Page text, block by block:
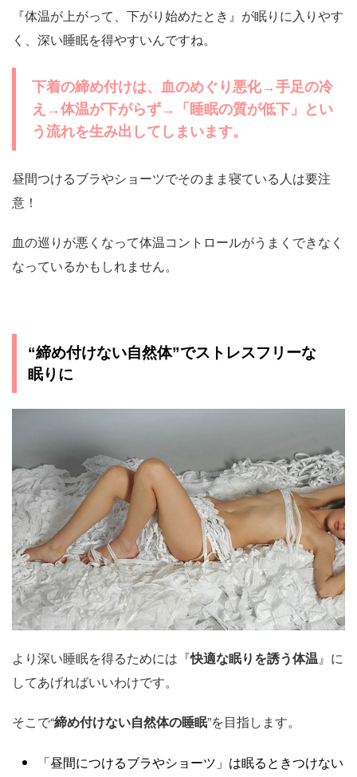
『体温が上がって、下がり始めたとき』が眠りに入りやす
く、深い睡眠を得やすいんですね。
下着の締め付けは、血のめぐり悪化→手足の冷
え→体温が下がらず→「睡眠の質が低下」とい
う流れを生み出してしまいます。
昼間つけるブラやショーツでそのまま寝ている人は要注
意！
血の巡りが悪くなって体温コントロールがうまくできなく
なっているかもしれません。
“締め付けない自然体”でストレスフリーな
眠りに
より深い睡眠を得るためには『快適な眠りを誘う体温 』に
してあげればいいわけです。
そこで“締め付けない自然体の睡眠”を目指します。
「昼間につけるブラやショーツ」は眠るときつけない